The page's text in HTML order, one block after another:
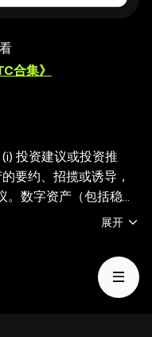
合集》
投资建议或投资推
要约、招揽或诱导，
数字资产（包括稳定
高风险，并且可能会贬
Web3 钱包仅为一种
并与第三方平台交互，
平台的服务，也不对
展开